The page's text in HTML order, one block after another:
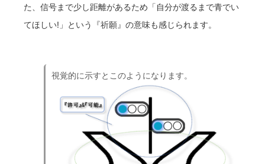
た、信号まで少し距離があるため「自分が渡るまで青でい
てほしい!」という『祈願』の意味も感じられます。
視覚的に示すとこのようになります。